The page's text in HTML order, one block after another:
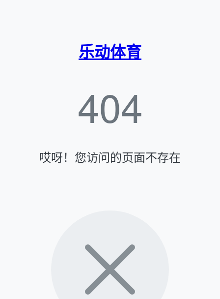
乐动体育
404
哎呀！您访问的页面不存在